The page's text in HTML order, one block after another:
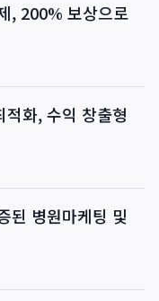
, 200% 보상으로
화, 수익 창출형
된 병원마케팅 및